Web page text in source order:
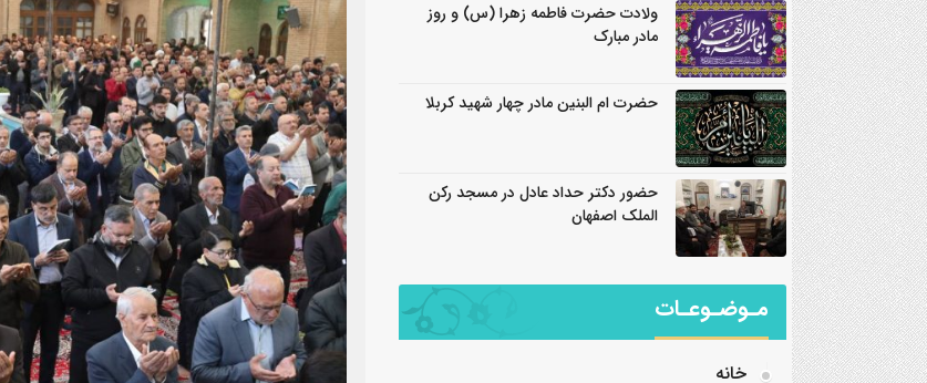
ولادت حضرت فاطمه زهرا (س) و روز
مادر مبارک
حضرت ام البنین مادر چهار شهید کربلا
حضور دکتر حداد عادل در مسجد رکن
الملک اصفهان
مـوضـوعـات
خانه